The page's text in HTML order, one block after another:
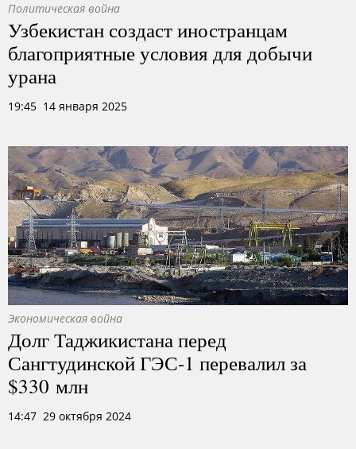
Политическая война
Узбекистан создаст иностранцам
благоприятные условия для добычи
урана
19:45 14 января 2025
Экономическая война
Долг Таджикистана перед
Сангтудинской ГЭС-1 перевалил за
$330 млн
14:47 29 октября 2024